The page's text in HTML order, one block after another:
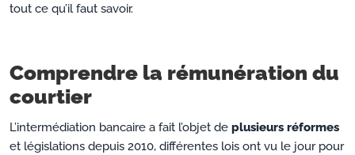
tout ce qu’il faut savoir.
Comprendre la rémunération du
courtier
L’intermédiation bancaire a fait l’objet de plusieurs réformes
et législations depuis 2010, différentes lois ont vu le jour pour